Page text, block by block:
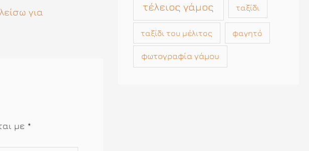
για
με *
τέλειος γάμος ταξίδι
ταξίδι του μέλιτος φαγητό
φωτογραφία γάμου